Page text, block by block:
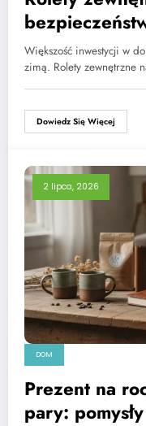
energii – czy
lato?
Większość inwestycji w
zimą. Rolety zewnętrzne
Dowiedz Się Więcej
2 lipca, 2026
DOM
Prezent na
pary: